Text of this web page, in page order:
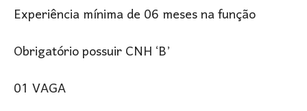
Experiência mínima de 06 meses na função
Obrigatório possuir CNH ‘B’
01 VAGA